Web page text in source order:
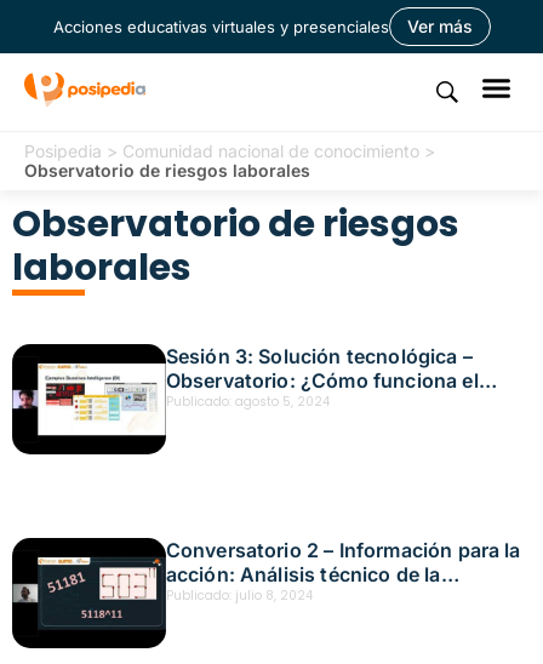
Acciones educativas virtuales y presenciales Ver más
Posipedia > Comunidad nacional de conocimiento >
Observatorio de riesgos laborales
Observatorio de riesgos
laborales
Sesión 3: Solución tecnológica –
Observatorio: ¿Cómo funciona el
tablero general? Fecha: agosto 5,
2024
Publicado: agosto 5, 2024
Conversatorio 2 – Información para la
acción: Análisis técnico de la
situación actual en el país y sus
impactos ante la prevención de los
Publicado: julio 8, 2024